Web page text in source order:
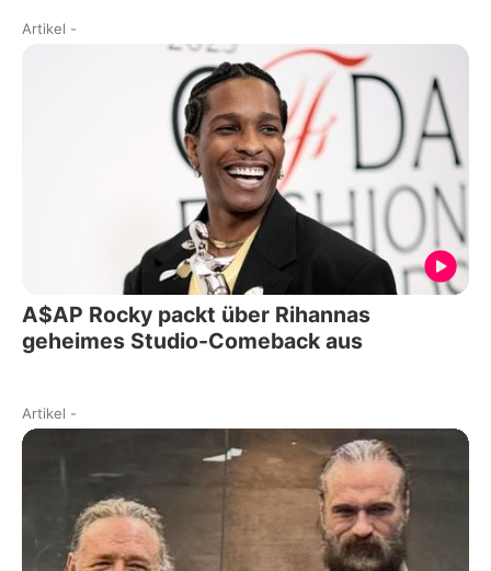
Artikel -
A$AP Rocky packt über Rihannas
geheimes Studio-Comeback aus
Artikel -